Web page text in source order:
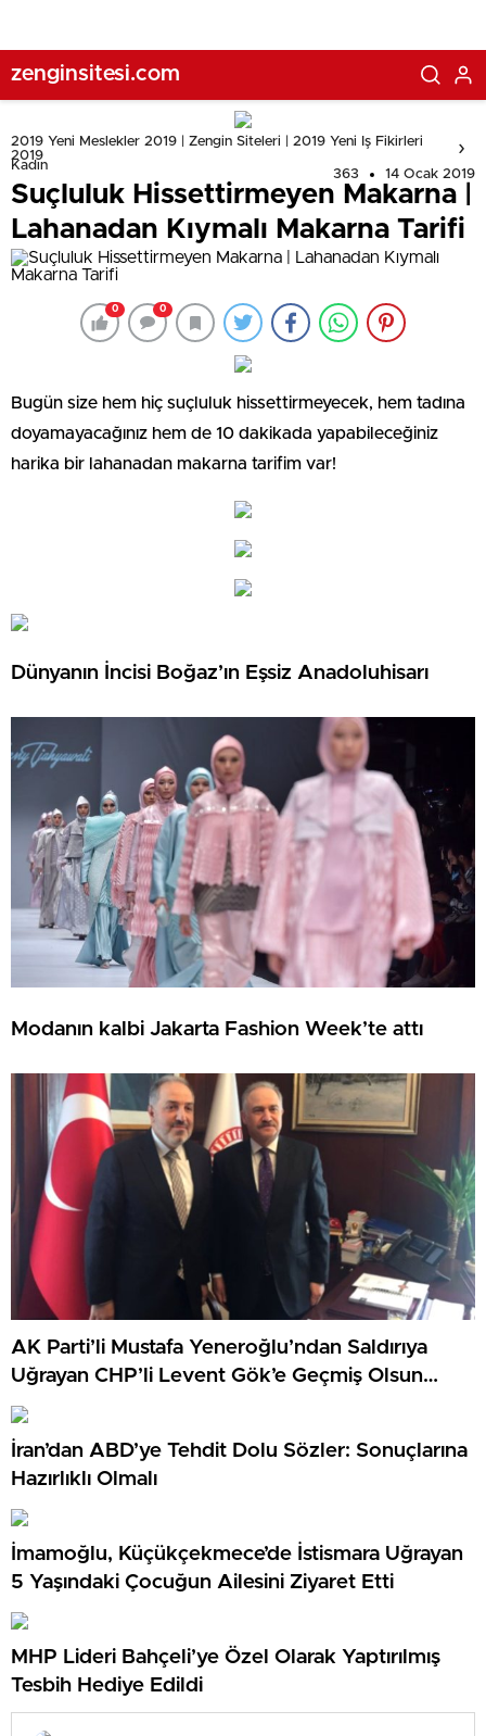
zenginsitesi.com
2019 Yeni Meslekler 2019 | Zengin Siteleri | 2019 Yeni Iş Fikirleri
2019
Kadın
363 14 Ocak 2019
Suçluluk Hissettirmeyen Makarna |
Lahanadan Kıymalı Makarna Tarifi
0 0
Bugün size hem hiç suçluluk hissettirmeyecek, hem tadına
doyamayacağınız hem de 10 dakikada yapabileceğiniz
harika bir lahanadan makarna tarifim var!
Dünyanın İncisi Boğaz’ın Eşsiz Anadoluhisarı
Modanın kalbi Jakarta Fashion Week’te attı
AK Parti’li Mustafa Yeneroğlu’ndan Saldırıya
Uğrayan CHP’li Levent Gök’e Geçmiş Olsun
Ziyareti
İran’dan ABD’ye Tehdit Dolu Sözler: Sonuçlarına
Hazırlıklı Olmalı
İmamoğlu, Küçükçekmece’de İstismara Uğrayan
5 Yaşındaki Çocuğun Ailesini Ziyaret Etti
MHP Lideri Bahçeli’ye Özel Olarak Yaptırılmış
Tesbih Hediye Edildi